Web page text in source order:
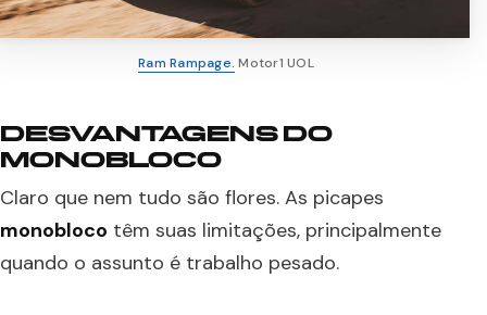
Ram Rampage. Motor1 UOL
DESVANTAGENS DO
MONOBLOCO
Claro que nem tudo são flores. As picapes
monobloco têm suas limitações, principalmente
quando o assunto é trabalho pesado.